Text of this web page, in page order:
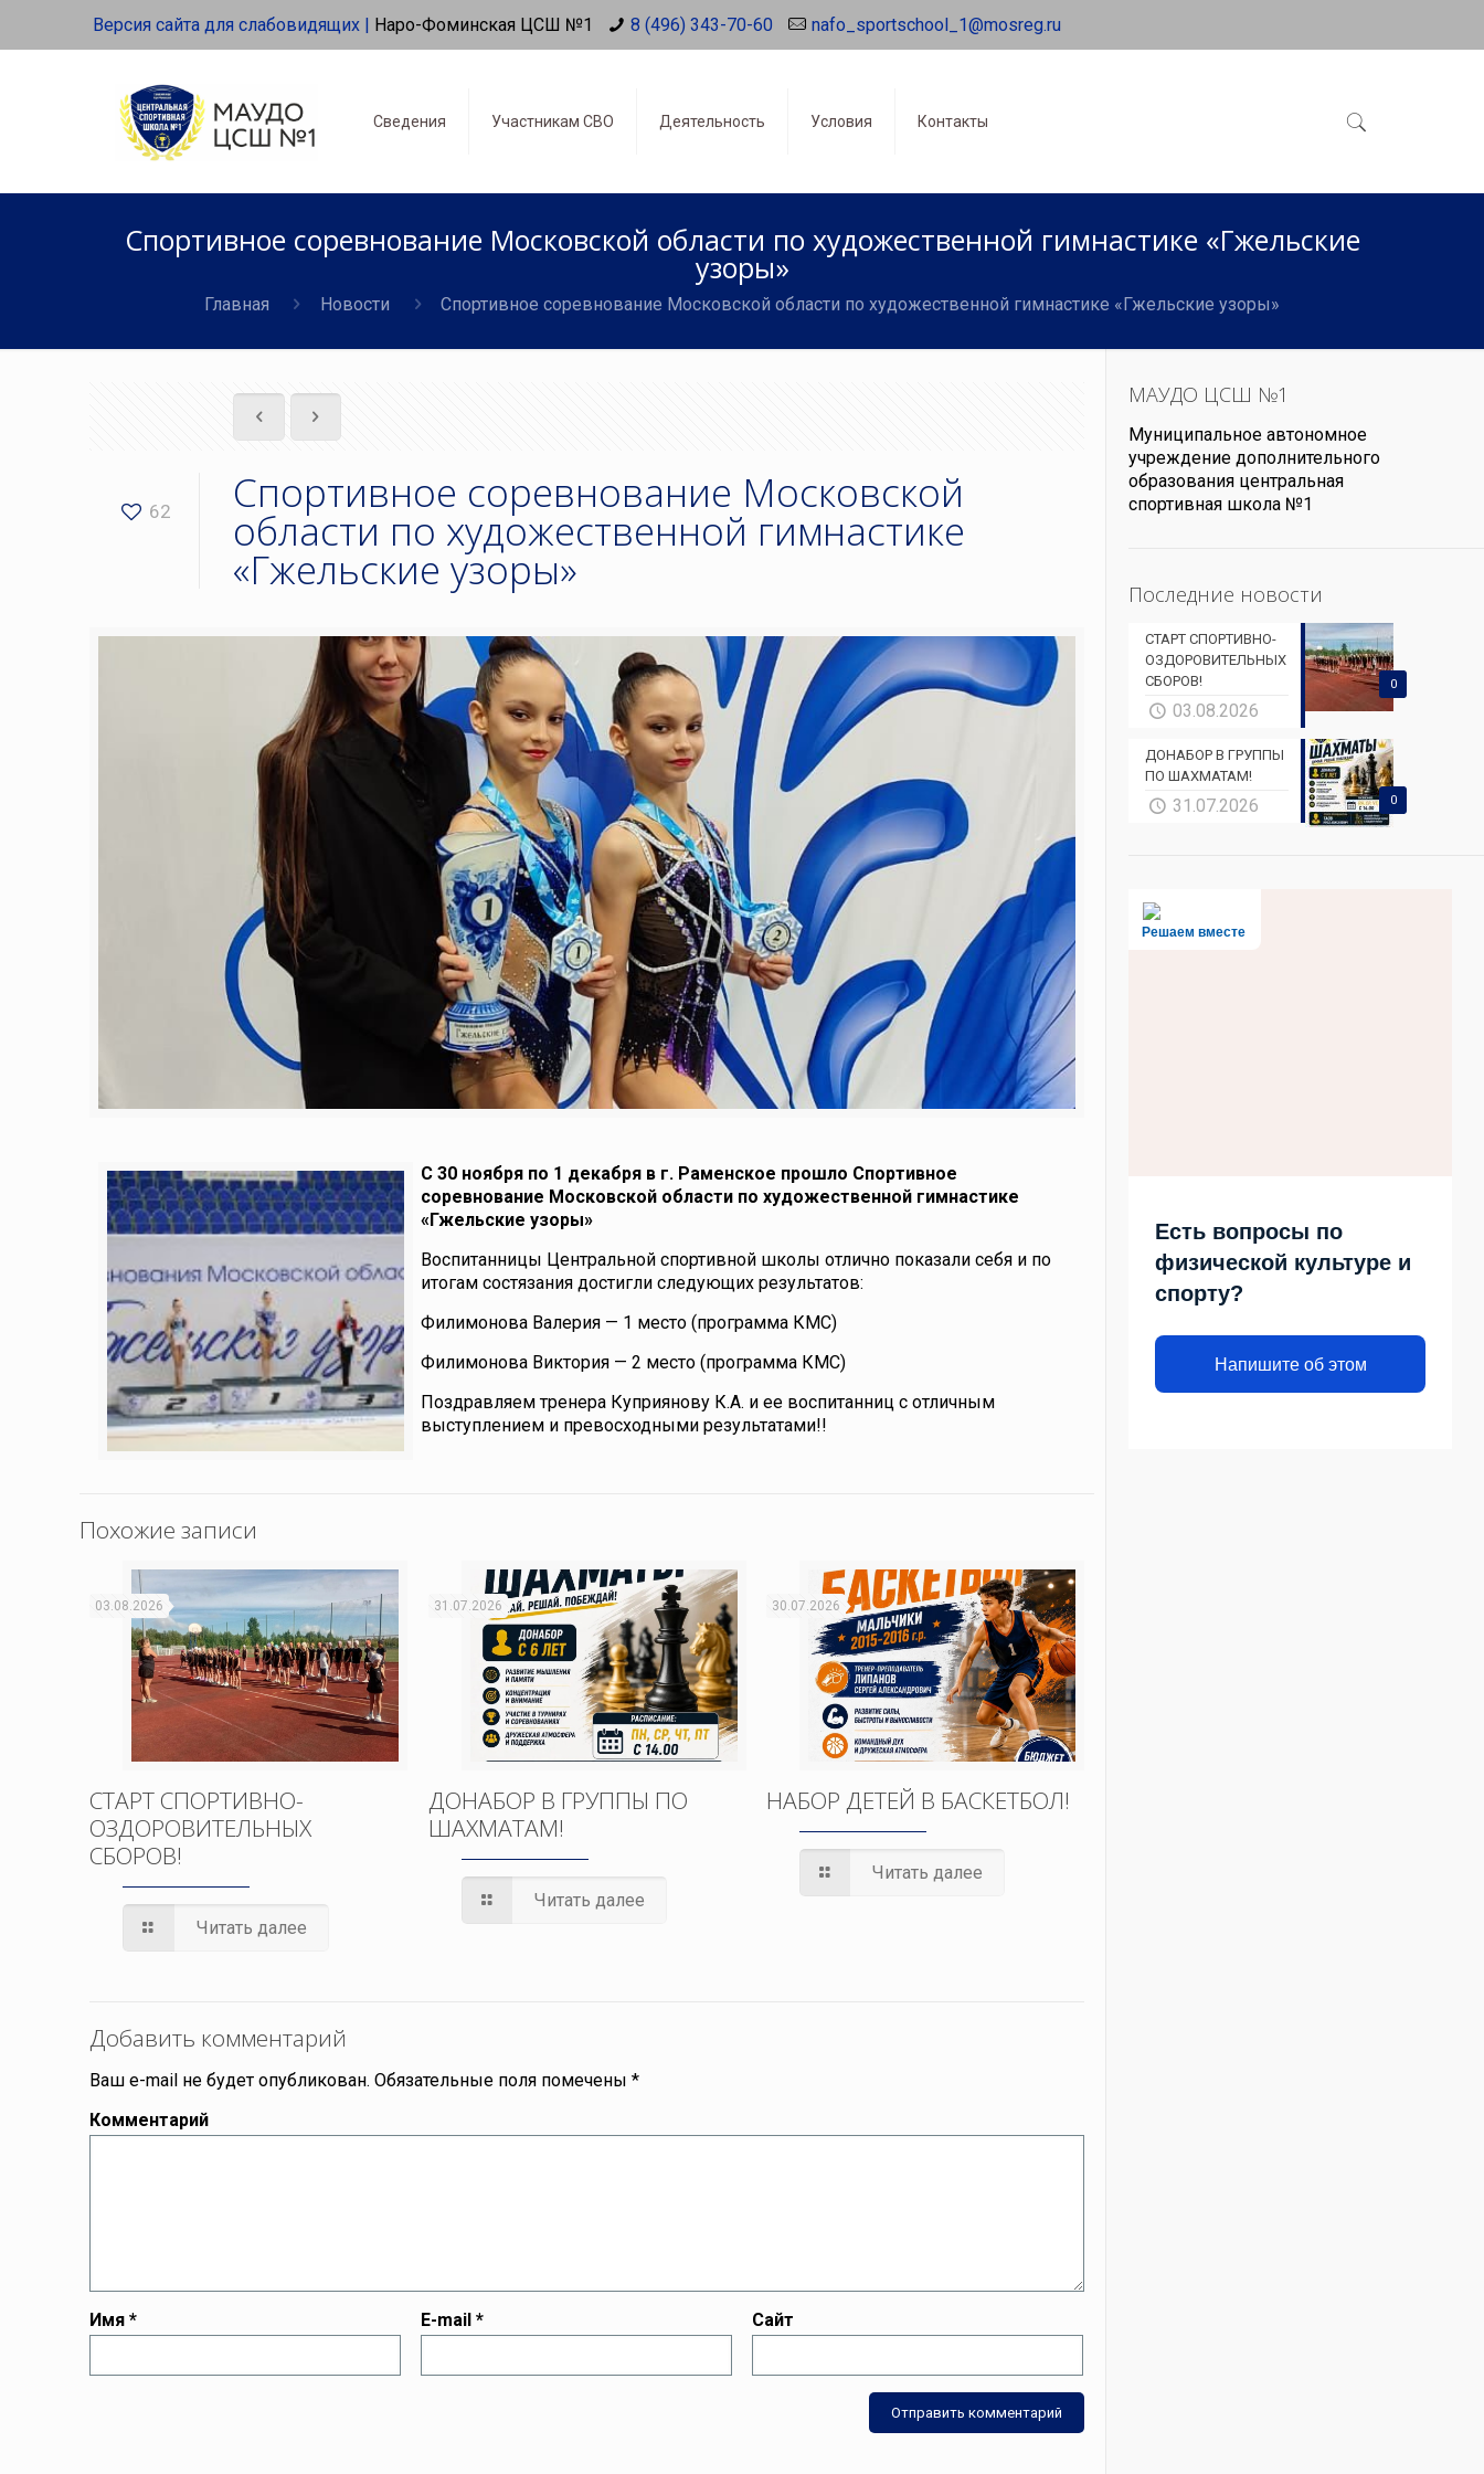
Версия сайта для слабовидящих | Наро-Фоминская ЦСШ №1 8 (496) 343-70-60 nafo_sportschool_1@mosreg.ru
Сведения Участникам СВО Деятельность Условия Контакты
Спортивное соревнование Московской области по художественной гимнастике «Гжельские
узоры»
Главная Новости Спортивное соревнование Московской области по художественной гимнастике «Гжельские узоры»
62 Спортивное соревнование Московской
области по художественной гимнастике
«Гжельские узоры»
С 30 ноября по 1 декабря в г. Раменское прошло Спортивное
соревнование Московской области по художественной гимнастике
«Гжельские узоры»
Воспитанницы Центральной спортивной школы отлично показали себя и по
итогам состязания достигли следующих результатов:
Филимонова Валерия — 1 место (программа КМС)
Филимонова Виктория — 2 место (программа КМС)
Поздравляем тренера Куприянову К.А. и ее воспитанниц с отличным
выступлением и превосходными результатами!!
Похожие записи
03.08.2026
СТАРТ СПОРТИВНО-
ОЗДОРОВИТЕЛЬНЫХ
СБОРОВ!
Читать далее
31.07.2026
ДОНАБОР В ГРУППЫ ПО
ШАХМАТАМ!
Читать далее
30.07.2026
НАБОР ДЕТЕЙ В БАСКЕТБОЛ!
Читать далее
Добавить комментарий
Ваш e-mail не будет опубликован. Обязательные поля помечены*
Комментарий
Имя* E-mail* Сайт
МАУДО ЦСШ №1
Муниципальное автономное
учреждение дополнительного
образования центральная
спортивная школа №1
Последние новости
0
СТАРТ СПОРТИВНО-
ОЗДОРОВИТЕЛЬНЫХ
СБОРОВ!
03.08.2026
0
ДОНАБОР В ГРУППЫ
ПО ШАХМАТАМ!
31.07.2026
Решаем вместе
Есть вопросы по
физической культуре и
спорту?
Напишите об этом